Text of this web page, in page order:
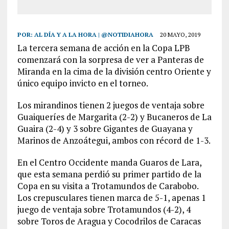
POR: AL DÍA Y A LA HORA | @NOTIDIAHORA 20 MAYO, 2019
La tercera semana de acción en la Copa LPB
comenzará con la sorpresa de ver a Panteras de
Miranda en la cima de la división centro Oriente y
único equipo invicto en el torneo.
Los mirandinos tienen 2 juegos de ventaja sobre
Guaiqueríes de Margarita (2-2) y Bucaneros de La
Guaira (2-4) y 3 sobre Gigantes de Guayana y
Marinos de Anzoátegui, ambos con récord de 1-3.
En el Centro Occidente manda Guaros de Lara,
que esta semana perdió su primer partido de la
Copa en su visita a Trotamundos de Carabobo.
Los crepusculares tienen marca de 5-1, apenas 1
juego de ventaja sobre Trotamundos (4-2), 4
sobre Toros de Aragua y Cocodrilos de Caracas